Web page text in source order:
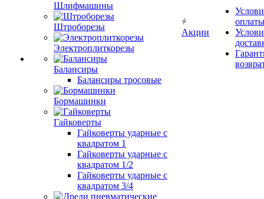
Шлифмашины
Штроборезы
Электроплиткорезы
Балансиры
Балансиры тросовые
Бормашинки
Гайковерты
Гайковерты ударные с
квадратом 1
Гайковерты ударные с
квадратом 1/2
Гайковерты ударные с
квадратом 3/4
Акции
оплаты